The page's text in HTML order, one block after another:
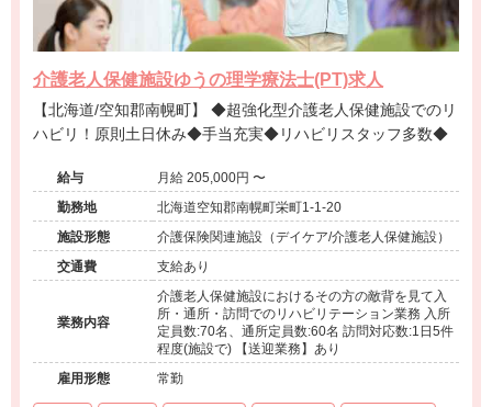
介護老人保健施設ゆうの理学療法士(PT)求人
【北海道/空知郡南幌町】 ◆超強化型介護老人保健施設でのリ
ハビリ！原則土日休み◆手当充実◆リハビリスタッフ多数◆
給与
月給 205,000円 〜
勤務地
北海道空知郡南幌町栄町1-1-20
施設形態
介護保険関連施設（デイケア/介護老人保健施設）
交通費
支給あり
業務内容
介護老人保健施設におけるその方の敵背を見て入
所・通所・訪問でのリハビリテーション業務 入所
定員数:70名、通所定員数:60名 訪問対応数:1日5件
程度(施設で) 【送迎業務】あり
雇用形態
常勤